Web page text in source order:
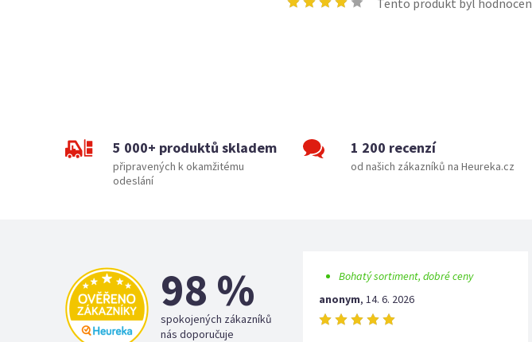
Tento produkt byl hodnocen
5 000+ produktů skladem
připravených k okamžitému
odeslání
1 200 recenzí
od našich zákazníků na Heureka.cz
98 %
spokojených zákazníků
nás doporučuje
Bohatý sortiment, dobré ceny
anonym, 14. 6. 2026